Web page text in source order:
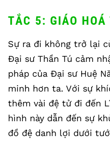
TẮC 5: GIÁO HOÁ
Sự ra đi không trở lại
Đại sư Thần Tú cảm
pháp của Đại sư Huệ
minh hơn ta. Với sự
thêm vài đệ tử đi đến
hình này dẫn đến sự
đồ đệ danh lợi dưới